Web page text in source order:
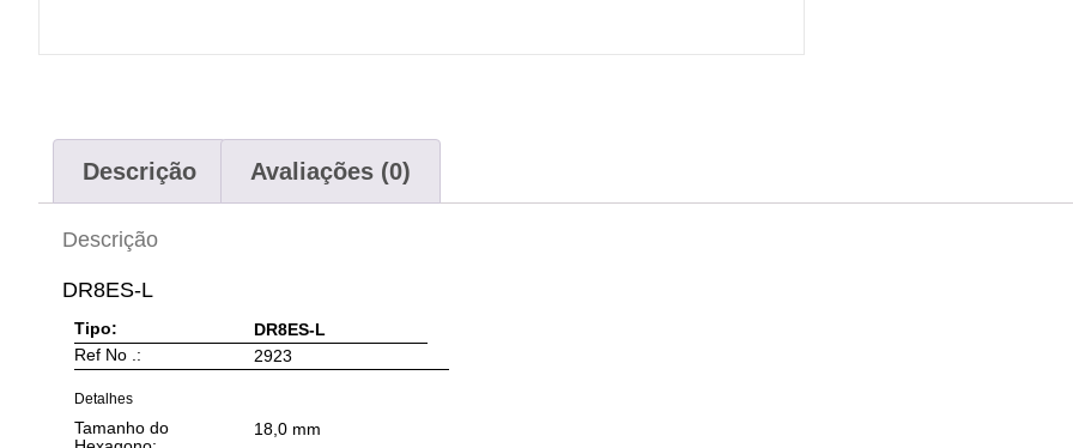
Descrição Avaliações (0)
Descrição
DR8ES-L
Tipo:
DR8ES-L
Ref No .:
2923
Detalhes
Tamanho do
18,0 mm